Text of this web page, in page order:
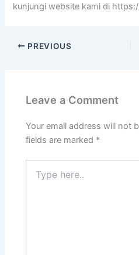
kunjungi website kami di
PREVIOUS
Leave a Comment
Your email address will not
fields are marked *
here..